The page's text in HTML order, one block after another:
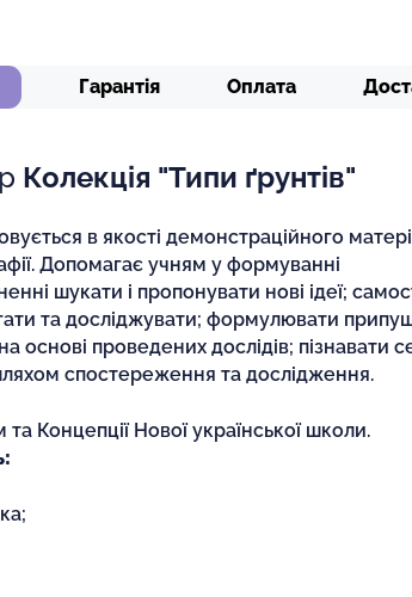
Гарантія Оплата
Колекція "Типи ґрунтів"
в якості демонстраційного
Допомагає учням у формуванні
шукати і пропонувати нові ідеї;
та досліджувати; формулювати
основі проведених дослідів; пізнавати
спостереження та дослідження.
та Концепції Нової української школи.